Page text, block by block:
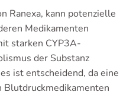
Ranexa, kann potenzielle
Medikamenten
starken CYP3A-
der Substanz
ist entscheidend, da eine
Blutdruckmedikamenten